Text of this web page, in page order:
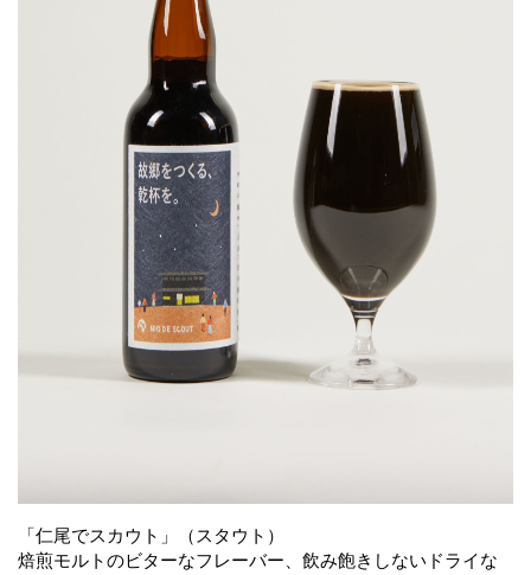
「仁尾でスカウト」（スタウト）
焙煎モルトのビターなフレーバー、飲み飽きしないドライな